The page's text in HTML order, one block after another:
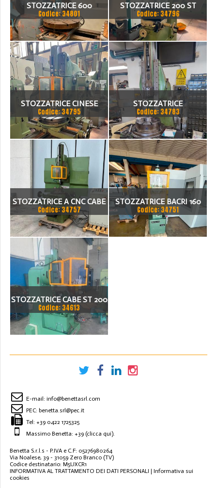
STOZZATRICE 600
Codice: 34801
STOZZATRICE 200 ST
Codice: 34796
STOZZATRICE CINESE
Codice: 34795
STOZZATRICE
Codice: 34783
STOZZATRICE A CNC CABE
ST 300
Codice: 34757
STOZZATRICE BACRI 160
Codice: 34751
STOZZATRICE CABE ST 200
MACCHINA COME NUOVA
Codice: 34613
E-mail: info@benettasrl.com
PEC: benetta.srl@pec.it
Tel: +39 0422 1725325
Massimo Benetta: +39 (clicca qui).
Benetta S.r.l.s - P.IVA e C.F: 05276980264
Via Noalese, 39 - 31059 Zero Branco (TV)
Codice destinatario: M5UXCR1
INFORMATIVA AL TRATTAMENTO DEI DATI PERSONALI | Informativa sui
cookies